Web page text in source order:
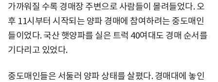
가까워질 수록 경매장 주변으로 사람들이 몰려들었다. 오
후 11시부터 시작되는 양파 경매에 참여하려는 중도매인
들이었다. 국산 햇양파를 실은 트럭 40여대도 경매 순서를
기다리고 있었다.
중도매인들은 서둘러 양파 상태를 살폈다. 경매대에 놓인